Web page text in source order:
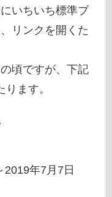
いちいち標準ブ
リンクを開くた
頃ですが、下記
ます。
年7月7日